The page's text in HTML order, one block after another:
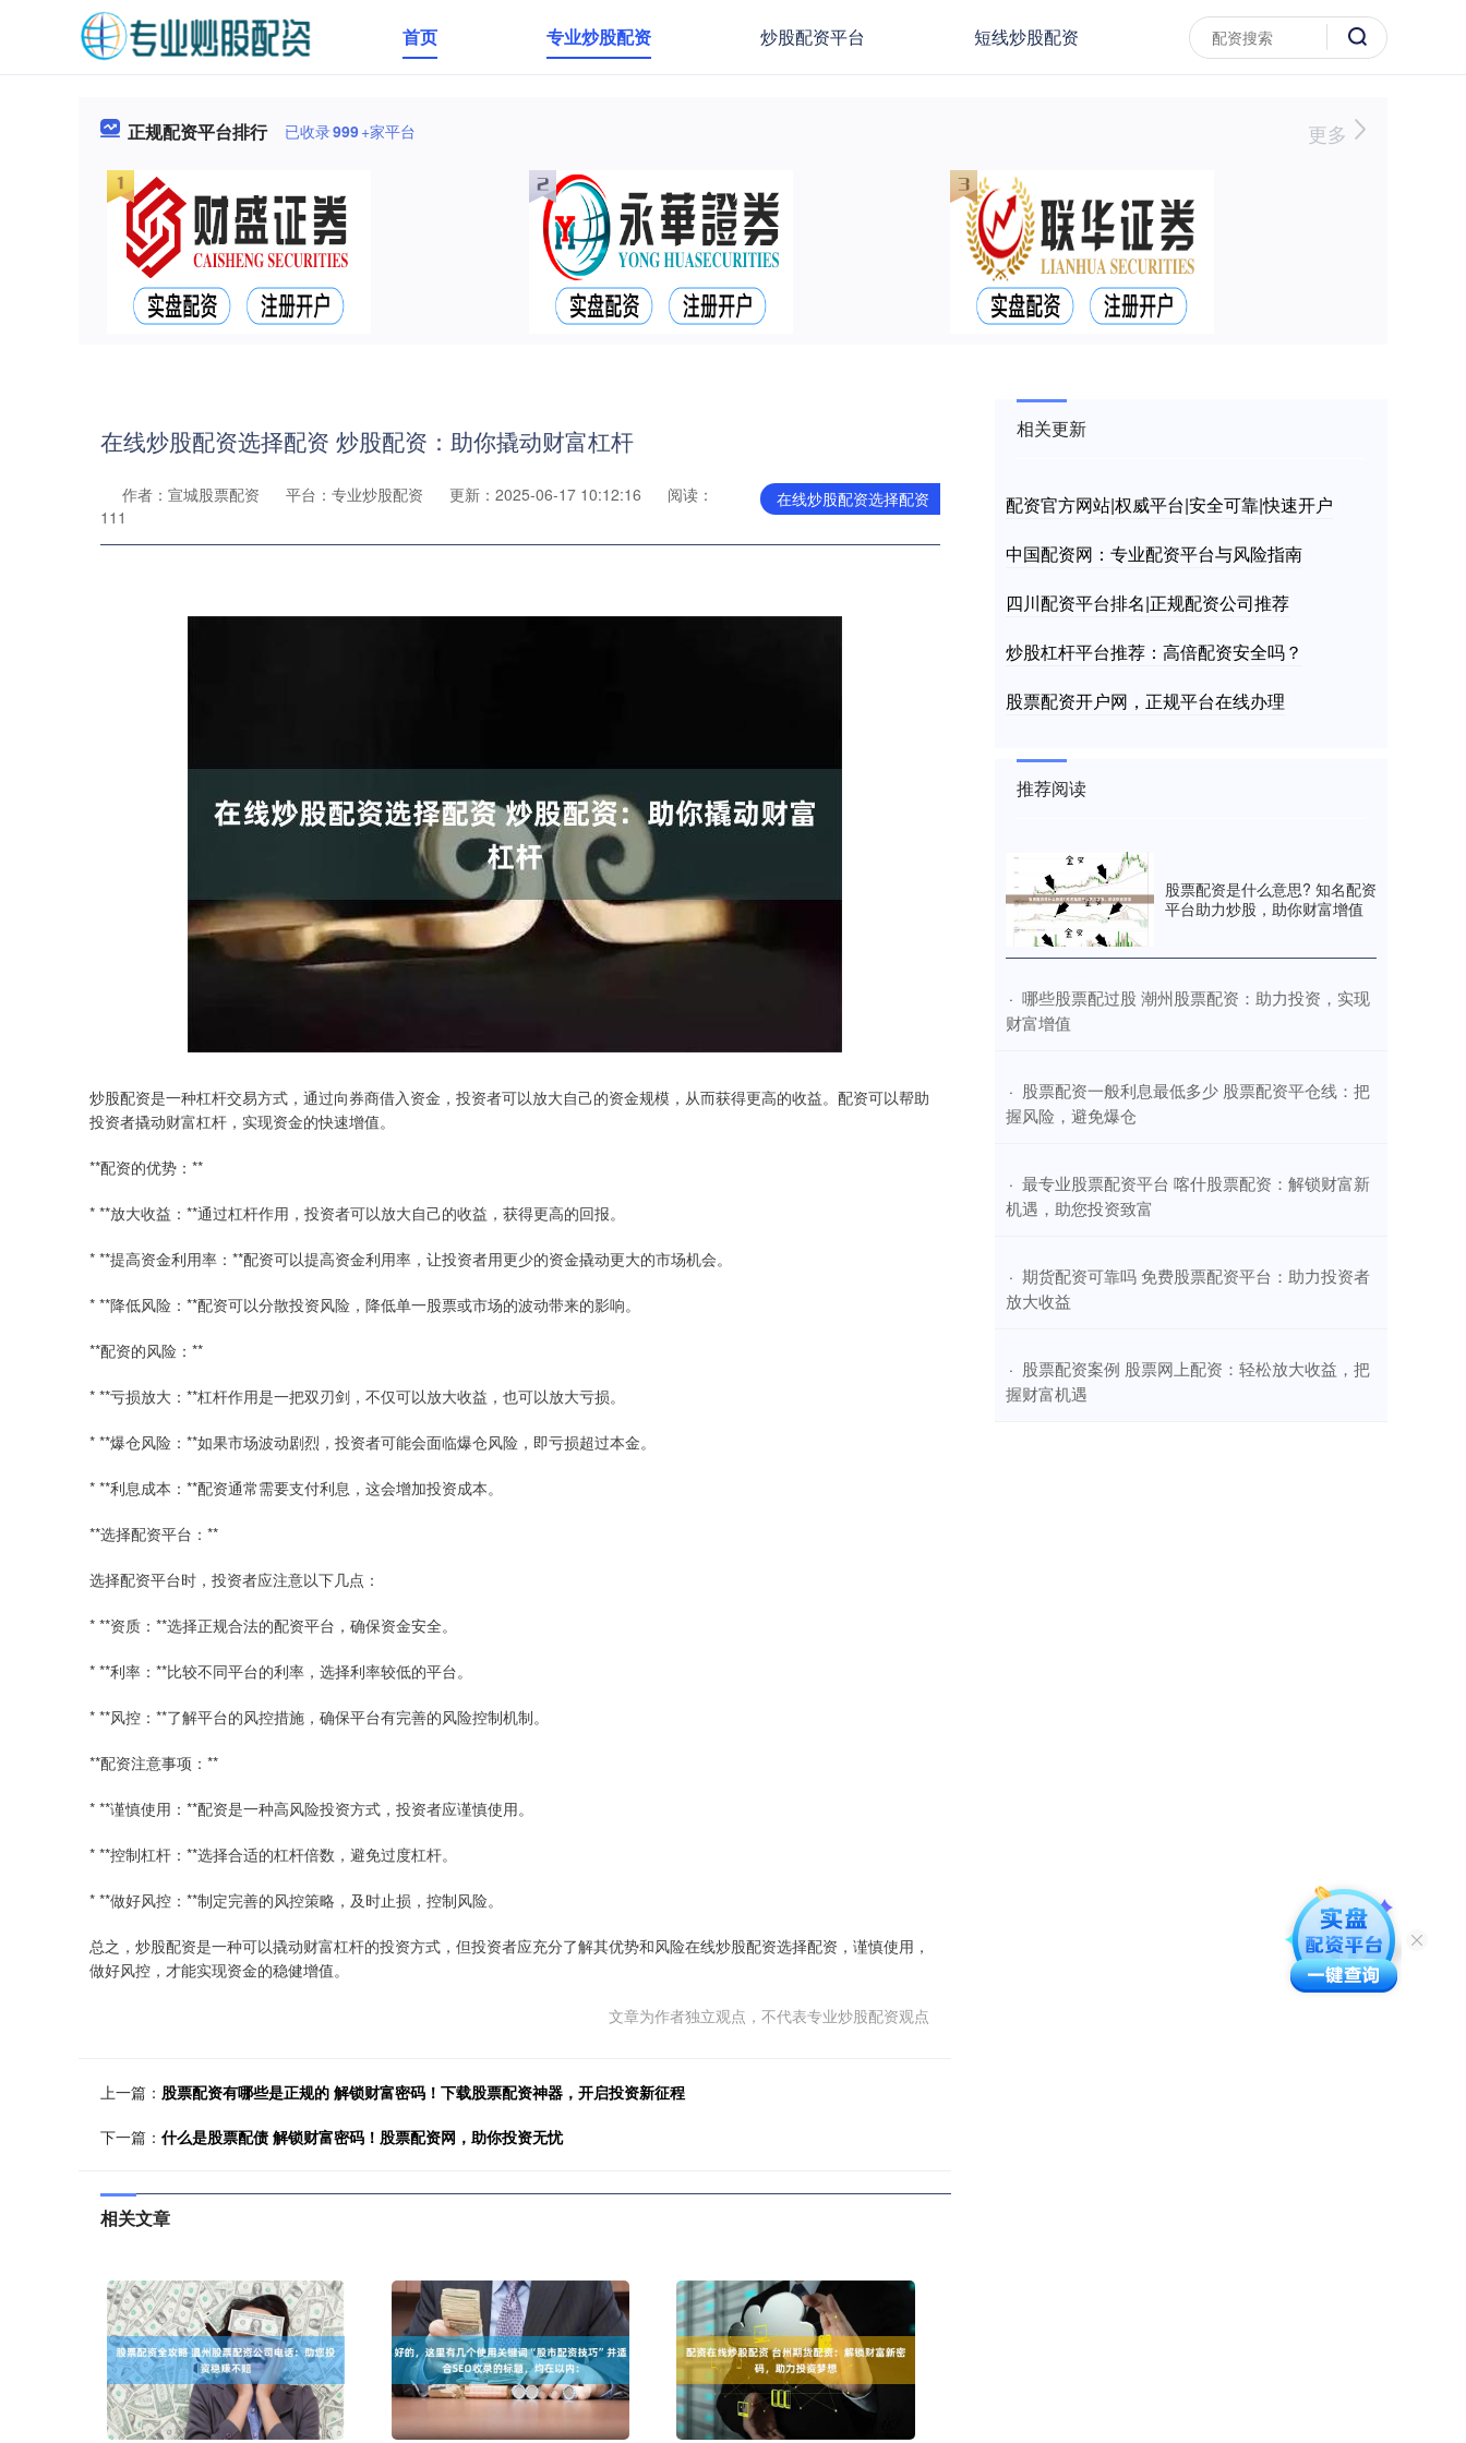
首页 专业炒股配资 炒股配资平台 短线炒股配资
正规配资平台排行 已收录999+家平台 更多
在线炒股配资选择配资 炒股配资：助你撬动财富杠杆
在线炒股配资选择配资
作者：宣城股票配资 平台：专业炒股配资 更新：2025-06-17 10:12:16
阅读：
111
炒股配资是一种杠杆交易方式，通过向券商借入资金，投资者可以放大自己的资金规模，从而获得更高的收益。配资可以帮助
投资者撬动财富杠杆，实现资金的快速增值。
**配资的优势：**
* **放大收益：**通过杠杆作用，投资者可以放大自己的收益，获得更高的回报。
* **提高资金利用率：**配资可以提高资金利用率，让投资者用更少的资金撬动更大的市场机会。
* **降低风险：**配资可以分散投资风险，降低单一股票或市场的波动带来的影响。
**配资的风险：**
* **亏损放大：**杠杆作用是一把双刃剑，不仅可以放大收益，也可以放大亏损。
* **爆仓风险：**如果市场波动剧烈，投资者可能会面临爆仓风险，即亏损超过本金。
* **利息成本：**配资通常需要支付利息，这会增加投资成本。
**选择配资平台：**
选择配资平台时，投资者应注意以下几点：
* **资质：**选择正规合法的配资平台，确保资金安全。
* **利率：**比较不同平台的利率，选择利率较低的平台。
* **风控：**了解平台的风控措施，确保平台有完善的风险控制机制。
**配资注意事项：**
* **谨慎使用：**配资是一种高风险投资方式，投资者应谨慎使用。
* **控制杠杆：**选择合适的杠杆倍数，避免过度杠杆。
* **做好风控：**制定完善的风控策略，及时止损，控制风险。
总之，炒股配资是一种可以撬动财富杠杆的投资方式，但投资者应充分了解其优势和风险在线炒股配资选择配资，谨慎使用，
做好风控，才能实现资金的稳健增值。
文章为作者独立观点，不代表专业炒股配资观点
上一篇： 股票配资有哪些是正规的 解锁财富密码！下载股票配资神器，开启投资新征程
下一篇： 什么是股票配债 解锁财富密码！股票配资网，助你投资无忧
相关文章
相关更新
配资官方网站|权威平台|安全可靠|快速开户
中国配资网：专业配资平台与风险指南
四川配资平台排名|正规配资公司推荐
炒股杠杆平台推荐：高倍配资安全吗？
股票配资开户网，正规平台在线办理
推荐阅读
股票配资是什么意思? 知名配资
平台助力炒股，助你财富增值
· ​哪些股票配过股 潮州股票配资：助力投资，实现
财富增值
· ​股票配资一般利息最低多少 股票配资平仓线：把
握风险，避免爆仓
· ​最专业股票配资平台 喀什股票配资：解锁财富新
机遇，助您投资致富
· ​期货配资可靠吗 免费股票配资平台：助力投资者
放大收益
· ​股票配资案例 股票网上配资：轻松放大收益，把
握财富机遇